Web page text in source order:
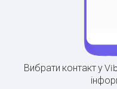
Вибрати контакт у